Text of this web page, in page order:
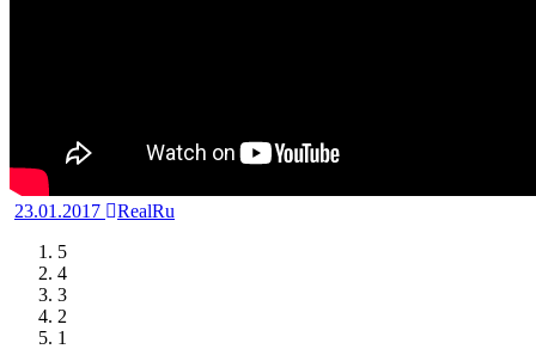
23.01.2017
RealRu
5
4
3
2
1